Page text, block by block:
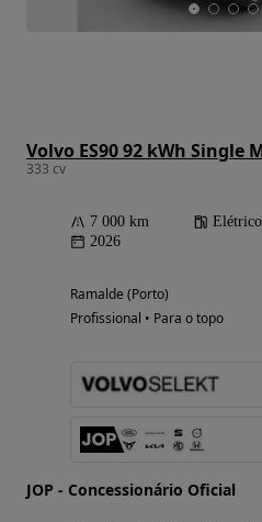
Volvo ES90 92 kWh Single
333 cv
7 000 km Elétrico
2026
Ramalde (Porto)
Profissional • Para o topo
JOP - Concessionário Oficial